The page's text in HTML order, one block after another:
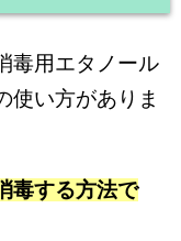
毒用エタノール
使い方がありま
毒する方法で